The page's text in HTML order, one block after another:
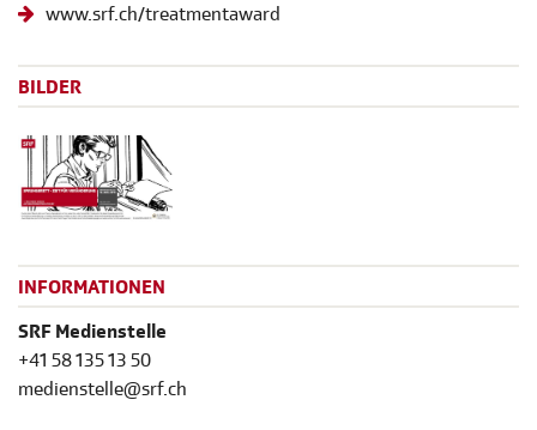
www.srf.ch/treatmentaward
BILDER
INFORMATIONEN
SRF Medienstelle
+41 58 135 13 50
medienstelle@srf.ch